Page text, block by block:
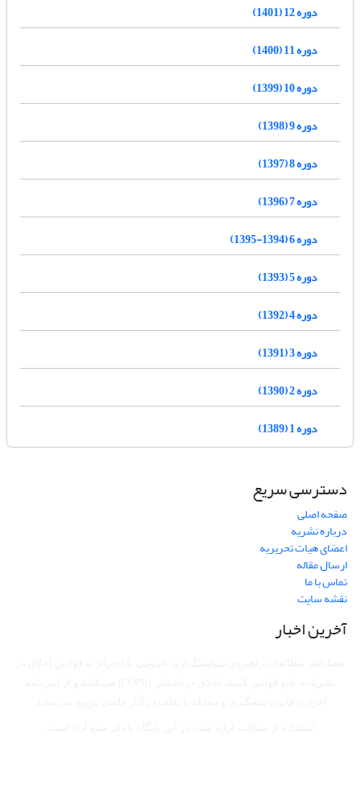
دوره 12 (1401)
دوره 11 (1400)
دوره 10 (1399)
دوره 9 (1398)
دوره 8 (1397)
دوره 7 (1396)
دوره 6 (1394-1395)
دوره 5 (1393)
دوره 4 (1392)
دوره 3 (1391)
دوره 2 (1390)
دوره 1 (1389)
دسترسی سریع
صفحه اصلی
درباره نشریه
اعضای هیات تحریریه
ارسال مقاله
تماس با ما
نقشه سایت
آخرین اخبار